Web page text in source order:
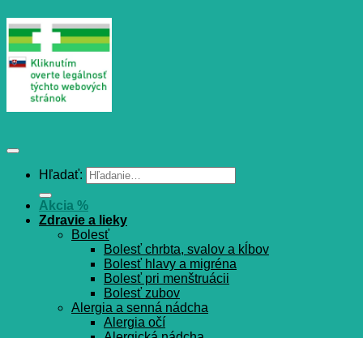
Hľadať:
Akcia %
Zdravie a lieky
Bolesť
Bolesť chrbta, svalov a kĺbov
Bolesť hlavy a migréna
Bolesť pri menštruácii
Bolesť zubov
Alergia a senná nádcha
Alergia očí